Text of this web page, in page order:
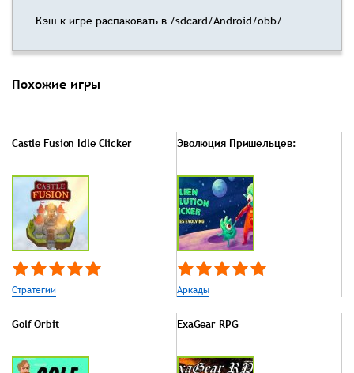
Кэш к игре распаковать в /sdcard/Android/obb/
Похожие игры
Castle Fusion Idle Clicker
Стратегии
Эволюция Пришельцев:
Аркады
Golf Orbit ExaGear RPG